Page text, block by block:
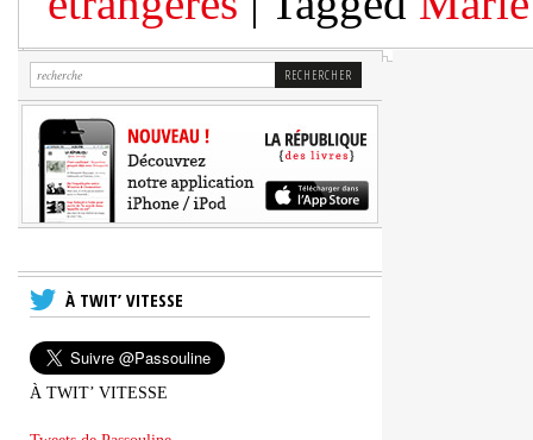
À TWIT’ VITESSE
À TWIT’ VITESSE